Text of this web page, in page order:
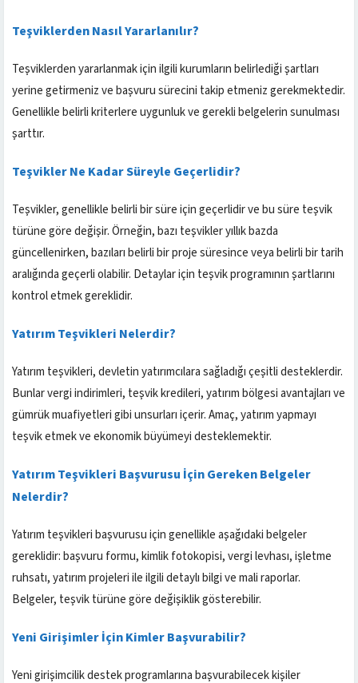
Teşviklerden Nasıl Yararlanılır?
Teşviklerden yararlanmak için ilgili kurumların belirlediği şartları
yerine getirmeniz ve başvuru sürecini takip etmeniz gerekmektedir.
Genellikle belirli kriterlere uygunluk ve gerekli belgelerin sunulması
şarttır.
Teşvikler Ne Kadar Süreyle Geçerlidir?
Teşvikler, genellikle belirli bir süre için geçerlidir ve bu süre teşvik
türüne göre değişir. Örneğin, bazı teşvikler yıllık bazda
güncellenirken, bazıları belirli bir proje süresince veya belirli bir tarih
aralığında geçerli olabilir. Detaylar için teşvik programının şartlarını
kontrol etmek gereklidir.
Yatırım Teşvikleri Nelerdir?
Yatırım teşvikleri, devletin yatırımcılara sağladığı çeşitli desteklerdir.
Bunlar vergi indirimleri, teşvik kredileri, yatırım bölgesi avantajları ve
gümrük muafiyetleri gibi unsurları içerir. Amaç, yatırım yapmayı
teşvik etmek ve ekonomik büyümeyi desteklemektir.
Yatırım Teşvikleri Başvurusu İçin Gereken Belgeler
Nelerdir?
Yatırım teşvikleri başvurusu için genellikle aşağıdaki belgeler
gereklidir: başvuru formu, kimlik fotokopisi, vergi levhası, işletme
ruhsatı, yatırım projeleri ile ilgili detaylı bilgi ve mali raporlar.
Belgeler, teşvik türüne göre değişiklik gösterebilir.
Yeni Girişimler İçin Kimler Başvurabilir?
Yeni girişimcilik destek programlarına başvurabilecek kişiler